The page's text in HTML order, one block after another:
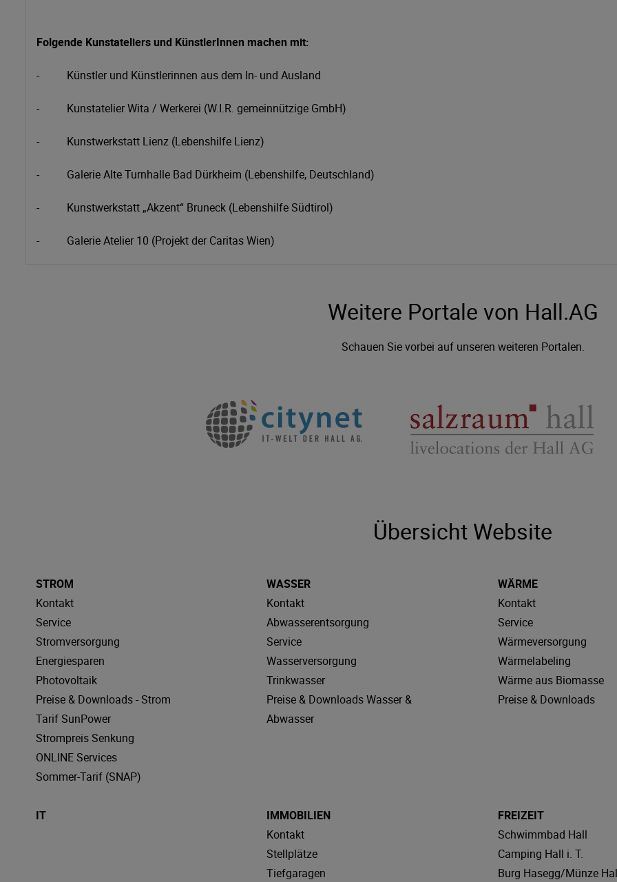
Folgende Kunstateliers und KünstlerInnen machen mit:
- Künstler und Künstlerinnen aus dem In- und Ausland
- Kunstatelier Wita / Werkerei (W.I.R. gemeinnützige GmbH)
- Kunstwerkstatt Lienz (Lebenshilfe Lienz)
- Galerie Alte Turnhalle Bad Dürkheim (Lebenshilfe, Deutschland)
- Kunstwerkstatt „Akzent“ Bruneck (Lebenshilfe Südtirol)
- Galerie Atelier 10 (Projekt der Caritas Wien)
Weitere Portale von Hall.AG
Schauen Sie vorbei auf unseren weiteren Portalen.
Übersicht Website
STROM
Kontakt
Service
Stromversorgung
Energiesparen
Photovoltaik
Preise & Downloads - Strom
Tarif SunPower
Strompreis Senkung
ONLINE Services
Sommer-Tarif (SNAP)
WASSER
Kontakt
Abwasserentsorgung
Service
Wasserversorgung
Trinkwasser
Preise & Downloads Wasser &
Abwasser
WÄRME
Kontakt
Service
Wärmeversorgung
Wärmelabeling
Wärme aus Biomasse
Preise & Downloads
IT
IMMOBILIEN
Kontakt
Stellplätze
Tiefgaragen
FREIZEIT
Schwimmbad Hall
Camping Hall i. T.
Burg Hasegg/Münze